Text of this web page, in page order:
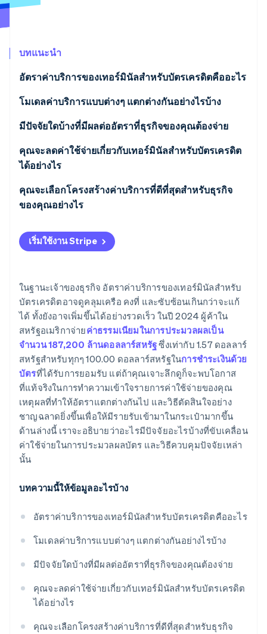
AI อย่างไร
บทแนะนำ
อัตราค่าบริการของเทอร์มินัลสำหรับบัตรเครดิตคืออะไร
โมเดลค่าบริการแบบต่างๆ แตกต่างกันอย่างไรบ้าง
ค่าบริการแบบคงที่
ค่าบริการบวกค่าธรรมเนียมธุรกรรมผ่านบัตรระหว่าง
ธนาคาร
ค่าบริการแบบแบ่งระดับ
มีปัจจัยใดบ้างที่มีผลต่ออัตราที่ธุรกิจของคุณต้องจ่าย
ประเภทและแบรนด์ของบัตร
หมวดหมู่อุตสาหกรรมและผู้ค้าของคุณ
ปริมาณรายเดือนและขนาดธุรกิจ
โมเดลค่าบริการและค่าธรรมเนียมของผู้ประมวลผลของ
คุณ
คุณจะลดค่าใช้จ่ายเกี่ยวกับเทอร์มินัลสำหรับบัตรเครดิต
ได้อย่างไร
เจรจาหรือเปลี่ยนผู้ให้บริการ
หันไปใช้วิธีการชำระเงินที่มีค่าธรรมเนียมต่ำกว่าโดยใช้
เหตุผล
ลดค่าธรรมเนียมฮาร์ดแวร์หรือค่าบริการที่ไม่จำเป็น
ตรวจสอบให้แน่ใจว่าการตั้งค่าผู้ค้าของคุณได้รับการ
ปรับให้เหมาะสมแล้ว
ตรวจสอบใบแจ้งยอดของคุณ
คุณจะเลือกโครงสร้างค่าบริการที่ดีที่สุดสำหรับธุรกิจ
ของคุณอย่างไร
เริ่มต้นด้วยจำนวนที่คุณประมวลผล (และความถี่)
จับคู่โมเดลของคุณกับส่วนผสมสำหรับธุรกรรมของคุณ
พิจารณาสแต็กเทคโนโลยีของคุณ
ระวังเรื่องข้อจำกัดของสัญญา
คิดถึงช่วง 12 เดือนที่จะมาถึงนับจากนี้
เริ่มใช้งาน Stripe
ในฐานะเจ้าของธุรกิจ อัตราค่าบริการของเทอร์มินัลสำหรับ
บัตรเครดิตอาจดูคลุมเครือ คงที่ และซับซ้อนเกินกว่าจะแก้
ได้ ทั้งยังอาจเพิ่มขึ้นได้อย่างรวดเร็ว ในปี 2024 ผู้ค้าใน
สหรัฐอเมริกาจ่ายค่าธรรมเนียมในการประมวลผลเป็น
จำนวน 187,200 ล้านดอลลาร์สหรัฐซึ่งเท่ากับ 1.57 ดอลลาร์
สหรัฐสำหรับทุกๆ 100.00 ดอลลาร์สหรัฐในการชำระเงินด้วย
บัตรที่ได้รับการยอมรับ แต่ถ้าคุณเจาะลึกดูก็จะพบโอกาส
ที่แท้จริงในการทำความเข้าใจรายการค่าใช้จ่ายของคุณ
เหตุผลที่ทำให้อัตราแตกต่างกันไป และวิธีตัดสินใจอย่าง
ชาญฉลาดยิ่งขึ้นเพื่อให้มีรายรับเข้ามาในกระเป๋ามากขึ้น
ด้านล่างนี้ เราจะอธิบายว่าอะไรมีปัจจัยอะไรบ้างที่ขับเคลื่อน
ค่าใช้จ่ายในการประมวลผลบัตร และวิธีควบคุมปัจจัยเหล่า
นั้น
บทความนี้ให้ข้อมูลอะไรบ้าง
อัตราค่าบริการของเทอร์มินัลสำหรับบัตรเครดิตคืออะไร
โมเดลค่าบริการแบบต่างๆ แตกต่างกันอย่างไรบ้าง
มีปัจจัยใดบ้างที่มีผลต่ออัตราที่ธุรกิจของคุณต้องจ่าย
คุณจะลดค่าใช้จ่ายเกี่ยวกับเทอร์มินัลสำหรับบัตรเครดิต
ได้อย่างไร
คุณจะเลือกโครงสร้างค่าบริการที่ดีที่สุดสำหรับธุรกิจ